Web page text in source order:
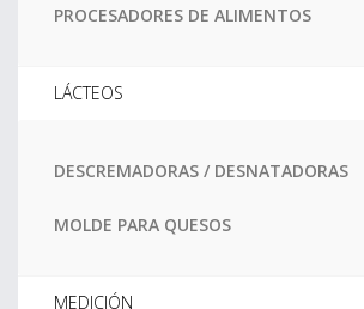
PROCESADORES DE ALIMENTOS
LÁCTEOS
DESCREMADORAS / DESNATADORAS
MOLDE PARA QUESOS
MEDICIÓN